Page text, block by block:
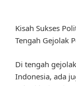
Kisah Sukses
Tengah Gejolak
Di tengah
Indonesia, ada